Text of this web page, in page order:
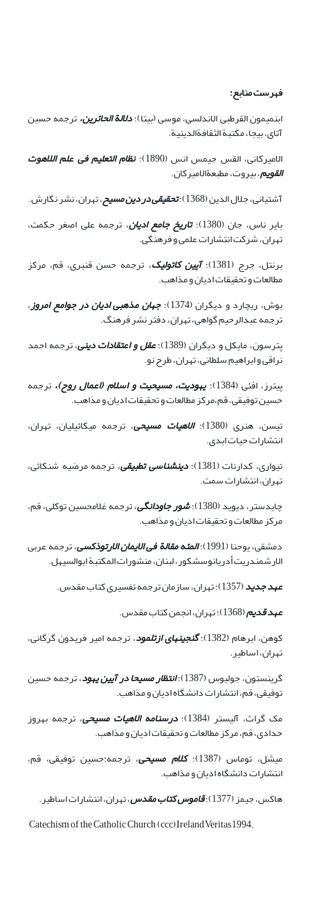
فهرست منابع:
ابن‏میمون‏ القرطبی الاندلسی، موسی (بی‏تا)؛دلالة الحائرین،ترجمه حسین
آتای، بی‏جا، مکتبة الثقافةالدینیة.
الامیرکانی، القس جیمس انس (1890)؛
نظام التعلیم فی علم اللاهوت
القویم، بیروت، مطبعةالامیرکان.
آشتیانی، جلال الدین (1368)؛
تحقیقی در دین مسیح، تهران، نشر نگارش.
بایر ناس، جان (1380)؛
تاریخ جامع ادیان، ترجمه علی اصغر حکمت،
تهران، شرکت انتشارات علمی و فرهنگی.
برنتل، جرج (1381)؛
آیین کاتولیک، ترجمه حسن قنبری، قم، مرکز
مطالعات و تحقیقات ادیان و مذاهب.
بوش، ریچارد و دیگران (1374)؛
جهان مذهبی ادیان در جوامع امروز،
ترجمه عبدالرحیم گواهی، تهران، دفتر نشر فرهنگ.
پترسون، مایکل و دیگران (1389)؛
عقل و اعتقادات دینی، ترجمه احمد
نراقی و ابراهیم سلطانی، تهران، طرح نو.
پیترز، اف‏ئی (1384)؛
یهودیت، مسیحیت و اسلام (اعمال روح)، ترجمه
حسین توفیقی، قم،مرکز مطالعات و تحقیقات ادیان و مذاهب.
تیسن، هنری (1380)؛
الاهیات مسیحی، ترجمه میکائیلیان، تهران،
انتشارات حیات ابدی.
تیواری، کدارنات (1381)؛
دین‏شناسی تطبیقی، ترجمه مرضیه شنکائی،
تهران، انتشارات سمت.
چایدستر، دیوید (1380)؛
شور جاودانگی، ترجمه غلامحسین توکلی، قم،
مرکز مطالعات و تحقیقات ادیان و مذاهب.
دمشقی، یوحنا (1991)؛
المئه مقالة فی الایمان الارتوذکسی، ترجمه عربی
الارشمندریت أدریانوسشکور، لبنان، منشورات المکتبة ابوالسیهل.
عهد جدید(1357)؛ تهران، سازمان ترجمه تفسیری کتاب مقدس.
عهد قدیم(1368)؛ تهران، انجمن کتاب مقدس.
کوهن، ابرهام (1382)؛
گنجینه‏ای ازتلمود، ترجمه امیر فریدون گرگانی،
تهران، اساطیر.
گرینستون، جولیوس (1387)؛
انتظار مسیحا در آیین یهود، ترجمه حسین
توفیقی، قم، انتشارات دانشگاه ادیان و مذاهب.
مک گراث، آلیستر (1384)؛
درسنامه الاهیات مسیحی، ترجمه بهروز
حدادی، قم، مرکز مطالعات و تحقیقات ادیان و مذاهب.
میشل، توماس (1387)؛
کلام مسیحی، ترجمه:حسین توفیقی، قم،
انتشارات دانشگاه ادیان و مذاهب.
هاکس، جیمز (1377)؛
قاموس کتاب مقدس، تهران، انتشارات اساطیر.
Catechism of the Catholic Church (ccc),Ireland,Veritas,1994.